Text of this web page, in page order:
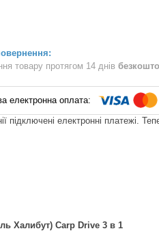
товару протягом 14 днів
підключені електронні платежі.
Халибут) Carp Drive 3 в 1